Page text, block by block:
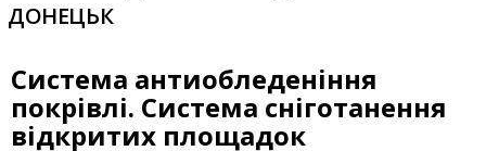
ДОНЕЦЬК
Система антиобледеніння
покрівлі. Система сніготанення
відкритих площадок